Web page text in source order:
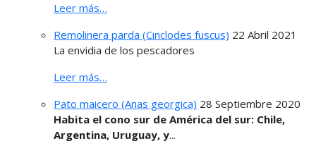
Leer más…
Remolinera parda (Cinclodes fuscus) 22 Abril 2021
La envidia de los pescadores
Leer más…
Pato maicero (Anas georgica) 28 Septiembre 2020
Habita el cono sur de América del sur: Chile,
Argentina, Uruguay, y...